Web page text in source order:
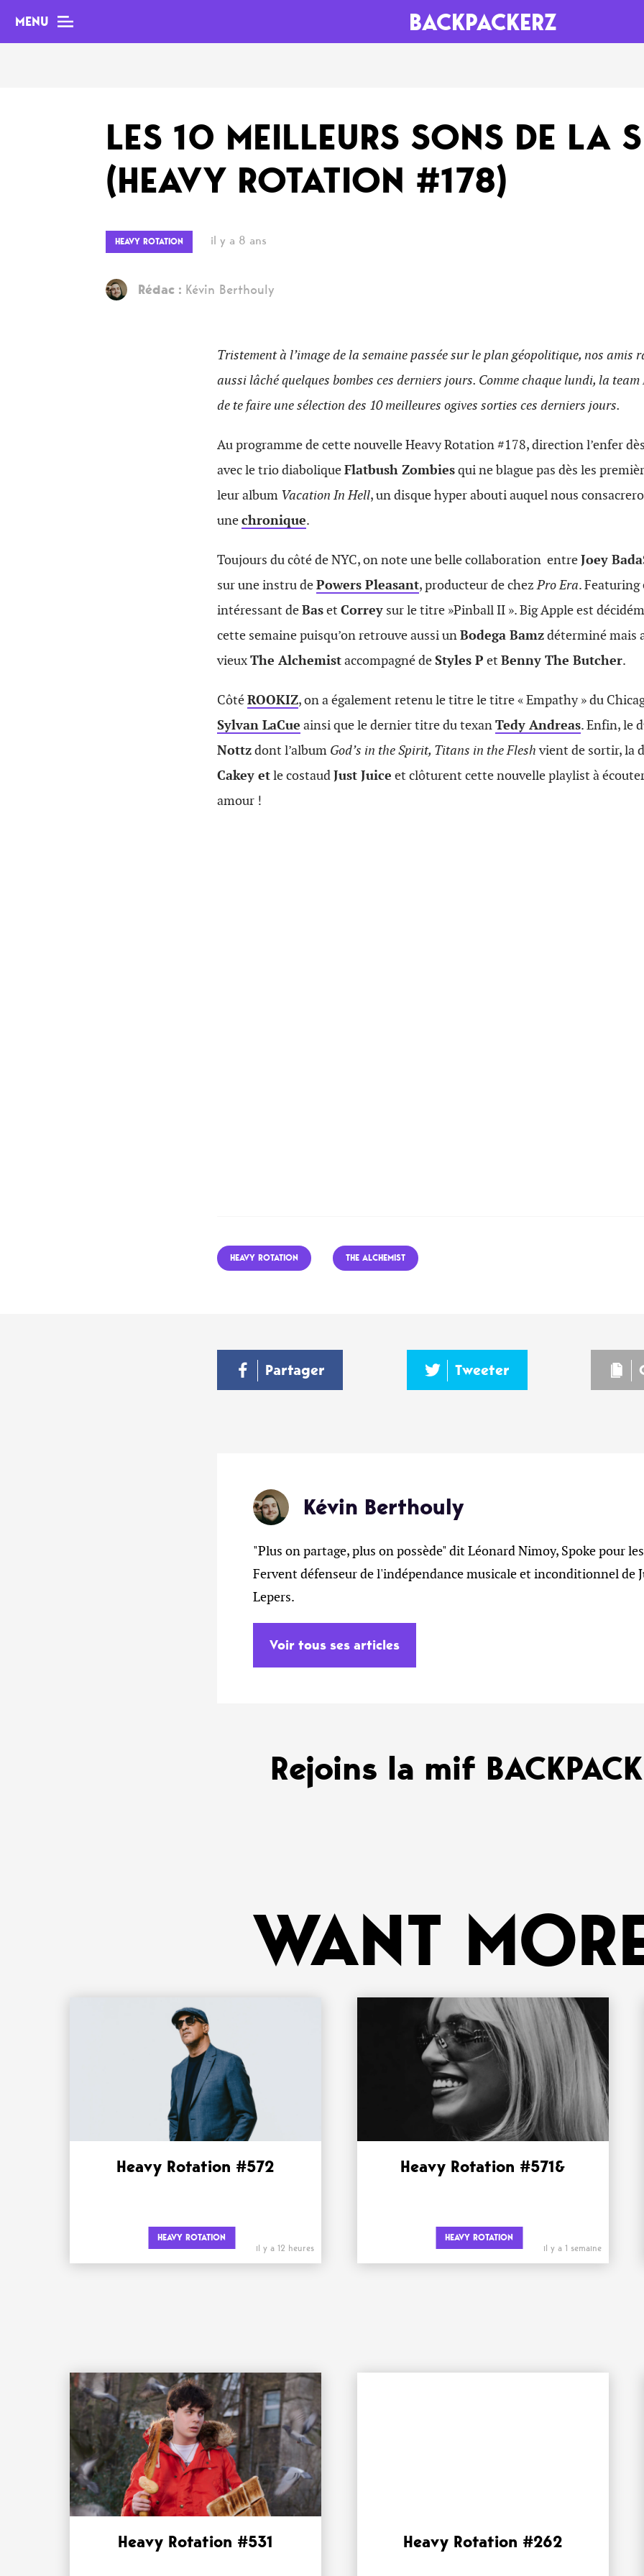
MENU BACKPACKERZ
Dossiers
Tops
Interviews
Chroniques
Sorties
Newsletter
Paris
Festivals
Playlists
LES 10 MEILLEURS SONS DE LA
(HEAVY ROTATION #178)
HEAVY ROTATION il y a 8 ans
Rédac : Kévin Berthouly
Tristement à l’image de la semaine passée sur le plan géopolitique, nos amis
aussi lâché quelques bombes ces derniers jours. Comme chaque lundi, la
de te faire une sélection des 10 meilleures ogives sorties ces derniers jours.
Au programme de cette nouvelle Heavy Rotation #178, direction l’enfer
avec le trio diaboliqueFlatbush Zombiesqui ne blague pas dès les
leur album Vacation In Hell, un disque hyper abouti auquel nous
unechronique.
Toujours du côté de NYC, on note une belle collaboration entreJoey
sur une instru dePowers Pleasant, producteur de chezPro Era.
intéressant deBaset Correy sur le titre »Pinball II ». Big Apple est
cette semaine puisqu’on retrouve aussi unBodega Bamzdéterminé mais
vieuxThe Alchemistaccompagné deStyles P et Benny The Butcher.
CôtéROOKIZ, on a également retenu le titre le titre « Empathy » du
Sylvan LaCue ainsi que le dernier titre du texanTedy Andreas. Enfin, le
Nottzdont l’album God’s in the Spirit, Titans in the Fleshvient de sortir, la
Cakey etle costaudJust Juice et clôturent cette nouvelle playlist à écouter
amour !
HEAVY ROTATION THE ALCHEMIST
Partager Tweeter
Kévin Berthouly
"Plus on partage, plus on possède" dit Léonard Nimoy, Spoke pour
Fervent défenseur de l'indépendance musicale et inconditionnel de
Lepers.
Voir tous ses articles
Rejoins la mif
WANT
Heavy Rotation #572
HEAVY ROTATION
il y a 12 heures
Heavy Rotation #571&
HEAVY ROTATION
il y a 1 semaine
Heavy Rotation #531 Heavy Rotation #262